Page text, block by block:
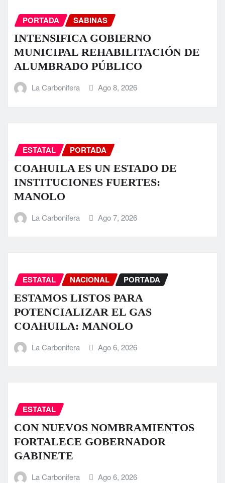
PORTADA SABINAS
INTENSIFICA GOBIERNO
MUNICIPAL REHABILITACIÓN DE
ALUMBRADO PÚBLICO
La Carbonifera Ago 8, 2026
ESTATAL PORTADA
COAHUILA ES UN ESTADO DE
INSTITUCIONES FUERTES:
MANOLO
La Carbonifera Ago 7, 2026
ESTATAL NACIONAL PORTADA
ESTAMOS LISTOS PARA
POTENCIALIZAR EL GAS
COAHUILA: MANOLO
La Carbonifera Ago 6, 2026
ESTATAL
CON NUEVOS NOMBRAMIENTOS
FORTALECE GOBERNADOR
GABINETE
La Carbonifera Ago 6, 2026